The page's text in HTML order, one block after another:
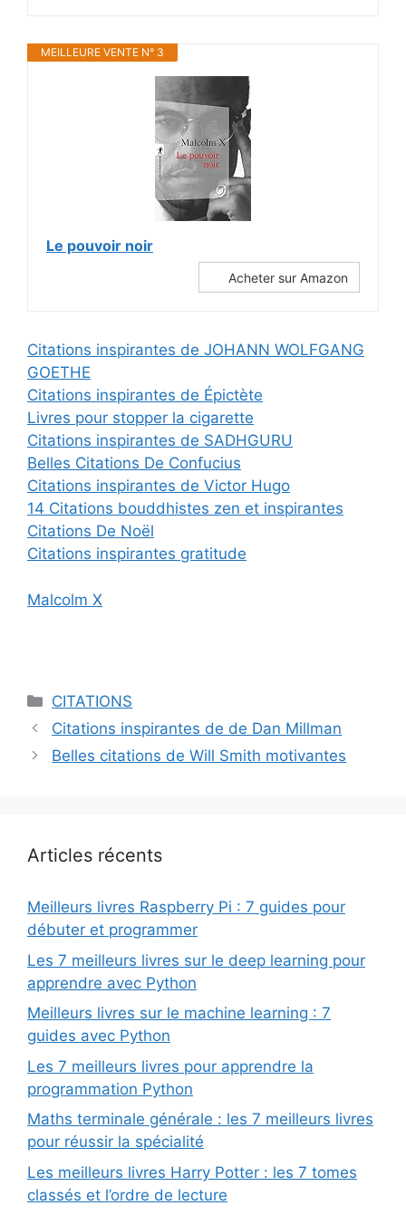
MEILLEURE VENTE N° 3
Le pouvoir noir
Acheter sur Amazon
Citations inspirantes de JOHANN WOLFGANG
GOETHE
Citations inspirantes de Épictète
Livres pour stopper la cigarette
Citations inspirantes de SADHGURU
Belles Citations De Confucius
Citations inspirantes de Victor Hugo
14 Citations bouddhistes zen et inspirantes
Citations De Noël
Citations inspirantes gratitude
Malcolm X
Catégories
CITATIONS
Citations inspirantes de de Dan Millman
Belles citations de Will Smith motivantes
Articles récents
Meilleurs livres Raspberry Pi : 7 guides pour
débuter et programmer
Les 7 meilleurs livres sur le deep learning pour
apprendre avec Python
Meilleurs livres sur le machine learning : 7
guides avec Python
Les 7 meilleurs livres pour apprendre la
programmation Python
Maths terminale générale : les 7 meilleurs livres
pour réussir la spécialité
Les meilleurs livres Harry Potter : les 7 tomes
classés et l’ordre de lecture